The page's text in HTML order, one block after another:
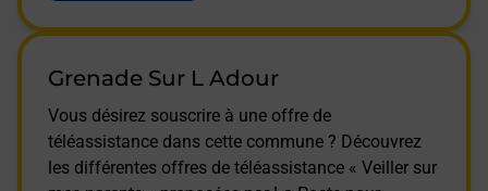
Grenade Sur L Adour
Vous désirez souscrire à une offre de
téléassistance dans cette commune ? Découvrez
les différentes offres de téléassistance « Veiller sur